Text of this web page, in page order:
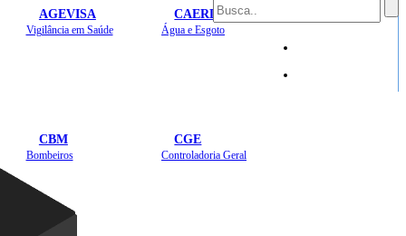
AGEVISA
Vigilância em Saúde
CAERD
Água e Esgoto
CBM
Bombeiros
CGE
Controladoria Geral
Mapa do Site